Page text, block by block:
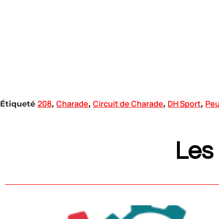
Étiqueté 208, Charade, Circuit de Charade, DH Sport,